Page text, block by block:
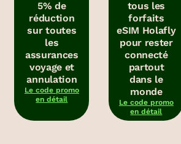
5% de
réduction
sur toutes
les
assurances
voyage et
annulation
Le code promo
en détail
tous les
forfaits
eSIM Holafly
pour rester
connecté
partout
dans le
monde
Le code promo
en détail